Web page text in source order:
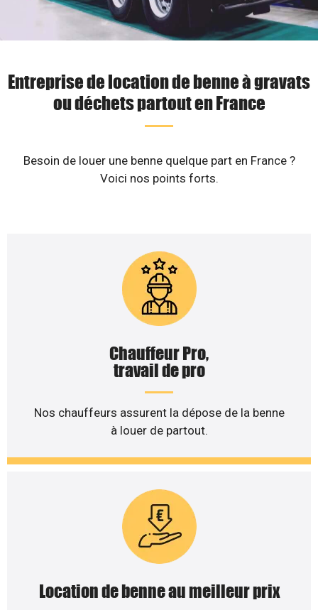
Entreprise de location de benne à gravats
ou déchets partout en France
Besoin de louer une benne quelque part en France ?
Voici nos points forts.
Chauffeur Pro,
travail de pro
Nos chauffeurs assurent la dépose de la benne
à louer de partout.
Location de benne au meilleur prix